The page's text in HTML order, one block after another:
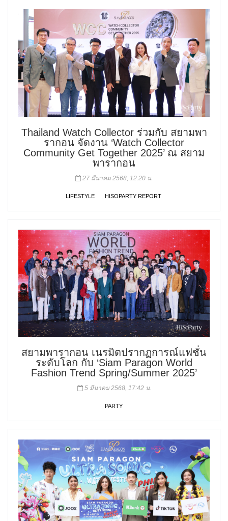
Thailand Watch Collector ร่วมกับ สยามพา
รากอน จัดงาน ‘Watch Collector
Community Get Together 2025’ ณ สยาม
พารากอน
27 มีนาคม 2568, 12:20 น.
LIFESTYLE HISOPARTY REPORT
สยามพารากอน เนรมิตปรากฏการณ์แฟชั่น
ระดับโลก กับ ‘Siam Paragon World
Fashion Trend Spring/Summer 2025’
5 มีนาคม 2568, 17:42 น.
PARTY